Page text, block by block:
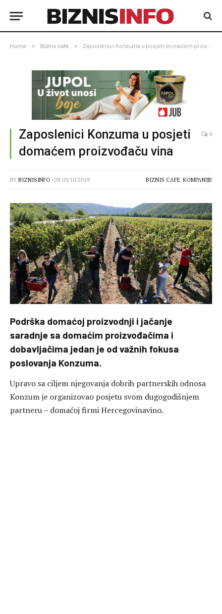
Home » Biznis cafe » Zaposlenici Konzuma u posjeti domaćem proizvođaču vina
Zaposlenici Konzuma u posjeti
domaćem proizvođaču vina
0
BY BIZNISINFO ON 03/10/2019 BIZNIS CAFE, KOMPANIJE
Podrška domaćoj proizvodnji i jačanje
saradnje sa domaćim proizvođačima i
dobavljačima jedan je od važnih fokusa
poslovanja Konzuma.
Upravo sa ciljem njegovanja dobrih partnerskih odnosa
Konzum je organizovao posjetu svom dugogodišnjem
partneru – domaćoj firmi Hercegovinavino.